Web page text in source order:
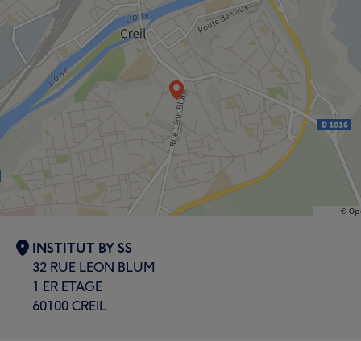
INSTITUT BY SS
32 RUE LEON BLUM
1 ER ETAGE
60100 CREIL